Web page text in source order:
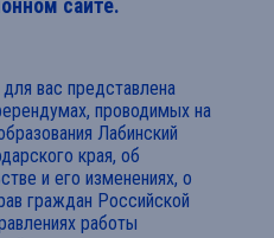
сайте.
вас представлена
проводимых на
Лабинский
края, об
и его изменениях, о
граждан Российской
работы